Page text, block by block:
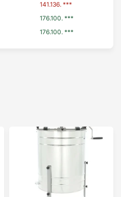
141.136. ***
176.100. ***
176.100. ***